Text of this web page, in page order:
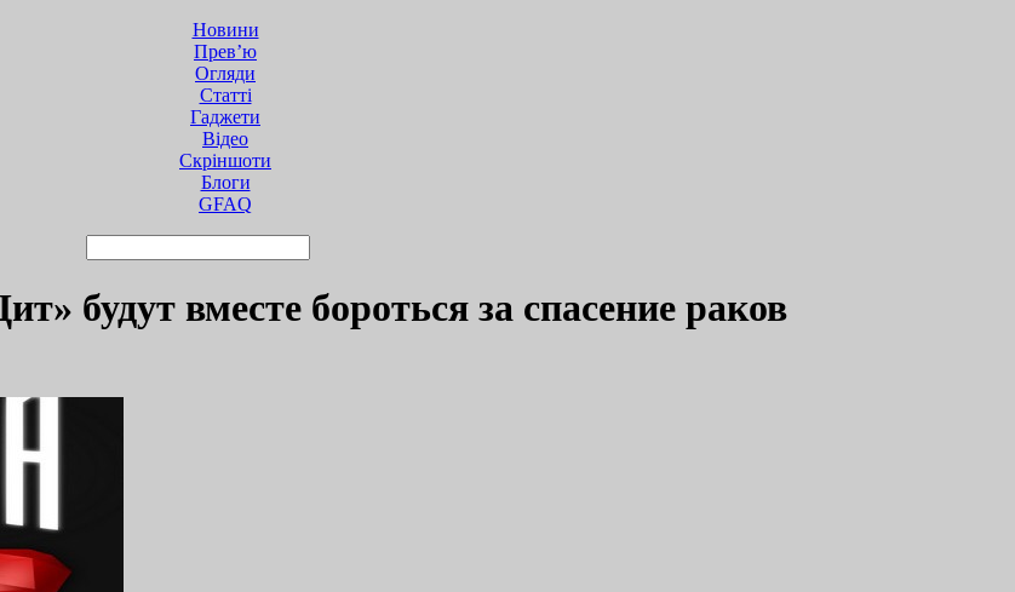
Новини
Прев’ю
Огляди
Статті
Гаджети
Відео
Cкріншоти
Блоги
GFAQ
будут вместе бороться за спасение раков